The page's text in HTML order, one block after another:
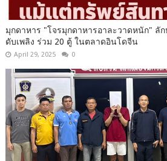
มุกดาหาร​ "โจรมุกดาหารอาละวาดหนัก" ลัก
ดับเพลิง ร่วม 20 ตู้ ในตลาดอินโดจีน​
April 29, 2025 0